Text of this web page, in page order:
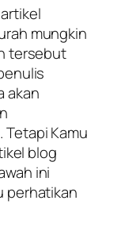
mungkin
tersebut
akan
Tetapi Kamu
blog
ini
perhatikan